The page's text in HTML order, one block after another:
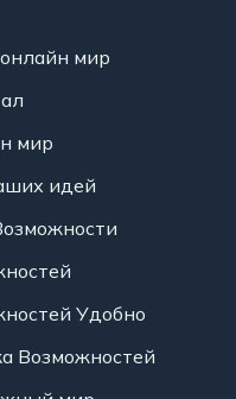
мир
мир
идей
Удобно
Возможностей